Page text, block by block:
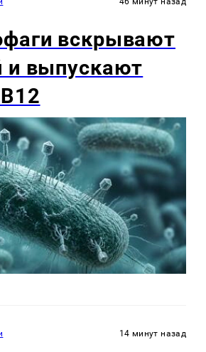
вскрывают
и выпускают
14 минут назад